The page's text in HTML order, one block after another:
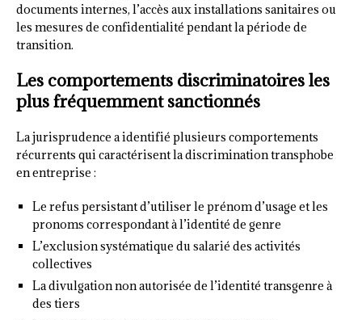
documents internes, l’accès aux installations sanitaires ou
les mesures de confidentialité pendant la période de
transition.
Les comportements discriminatoires les
plus fréquemment sanctionnés
La jurisprudence a identifié plusieurs comportements
récurrents qui caractérisent la discrimination transphobe
en entreprise :
Le refus persistant d’utiliser le prénom d’usage et les
pronoms correspondant à l’identité de genre
L’exclusion systématique du salarié des activités
collectives
La divulgation non autorisée de l’identité transgenre à
des tiers